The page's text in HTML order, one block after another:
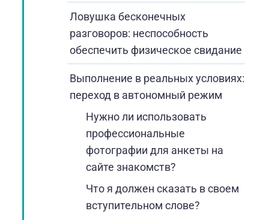
Ловушка бесконечных
разговоров: неспособность
обеспечить физическое свидание
Выполнение в реальных условиях:
переход в автономный режим
Нужно ли использовать
профессиональные
фотографии для анкеты на
сайте знакомств?
Что я должен сказать в своем
вступительном слове?